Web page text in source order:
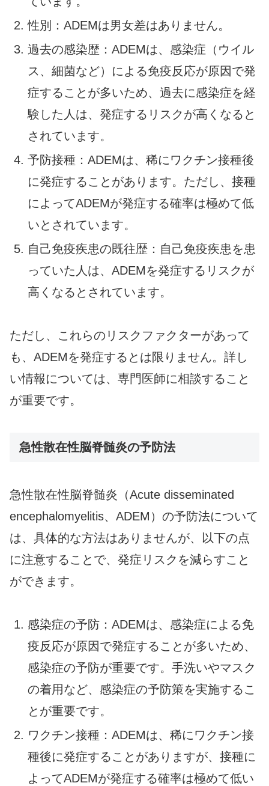
性別：ADEMは男女差はありません。
過去の感染歴：ADEMは、感染症（ウイル
ス、細菌など）による免疫反応が原因で発
症することが多いため、過去に感染症を経
験した人は、発症するリスクが高くなると
されています。
予防接種：ADEMは、稀にワクチン接種後
に発症することがあります。ただし、接種
によってADEMが発症する確率は極めて低
いとされています。
自己免疫疾患の既往歴：自己免疫疾患を患
っていた人は、ADEMを発症するリスクが
高くなるとされています。
ただし、これらのリスクファクターがあって
も、ADEMを発症するとは限りません。詳し
い情報については、専門医師に相談すること
が重要です。
急性散在性脳脊髄炎の予防法
急性散在性脳脊髄炎（Acute disseminated
encephalomyelitis、ADEM）の予防法について
は、具体的な方法はありませんが、以下の点
に注意することで、発症リスクを減らすこと
ができます。
感染症の予防：ADEMは、感染症による免
疫反応が原因で発症することが多いため、
感染症の予防が重要です。手洗いやマスク
の着用など、感染症の予防策を実施するこ
とが重要です。
ワクチン接種：ADEMは、稀にワクチン接
種後に発症することがありますが、接種に
よってADEMが発症する確率は極めて低い